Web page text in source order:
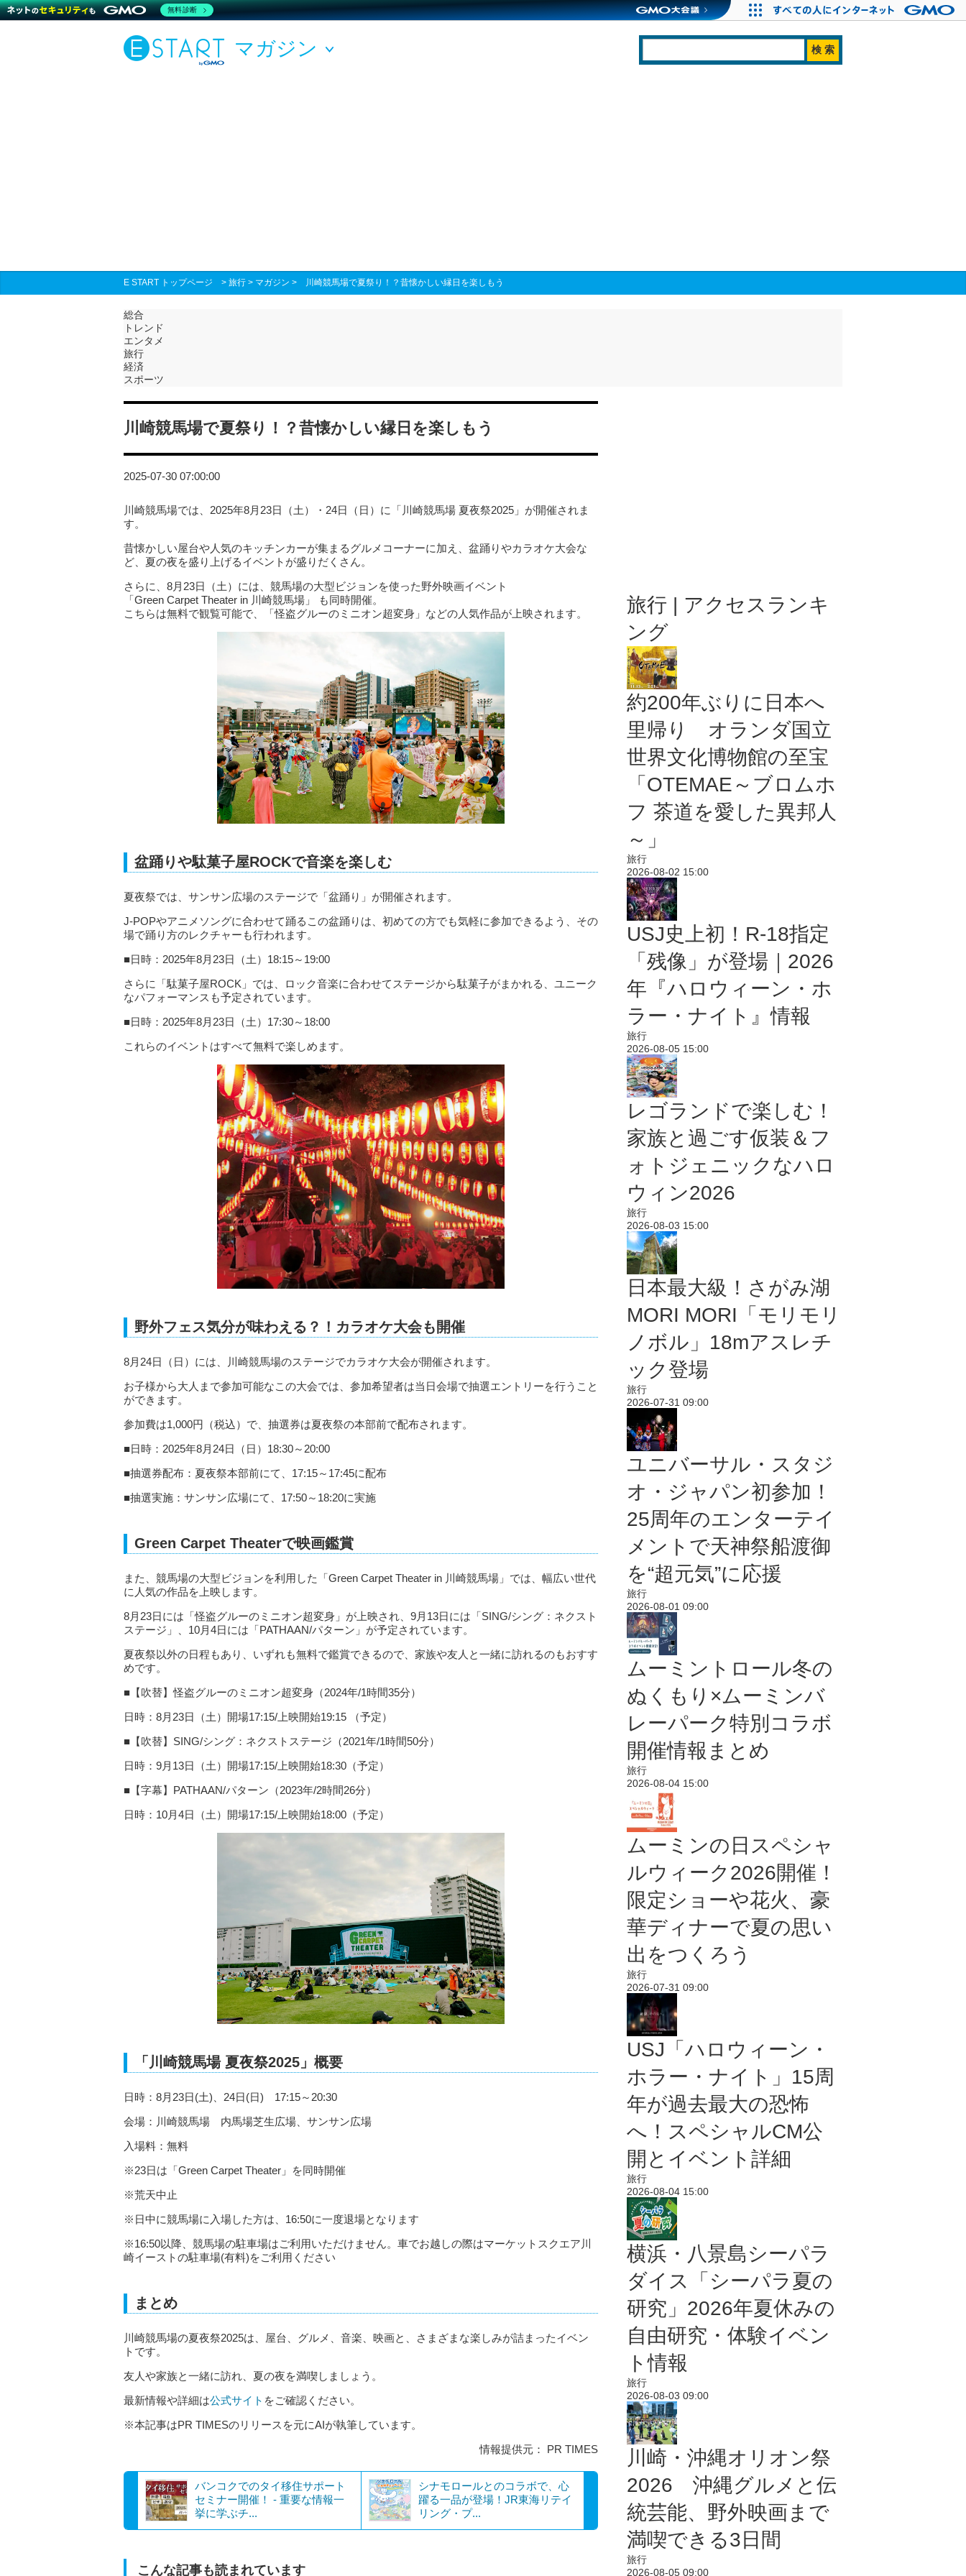
マガジン
E START トップページ > 旅行 > マガジン > 川崎競馬場で夏祭り！？昔懐かしい縁日を楽しもう
総合
トレンド
エンタメ
旅行
経済
スポーツ
川崎競馬場で夏祭り！？昔懐かしい縁日を楽しもう
2025-07-30 07:00:00
川崎競馬場では、2025年8月23日（土）・24日（日）に「川崎競馬場 夏夜祭2025」が開催されま
す。
昔懐かしい屋台や人気のキッチンカーが集まるグルメコーナーに加え、盆踊りやカラオケ大会な
ど、夏の夜を盛り上げるイベントが盛りだくさん。
さらに、8月23日（土）には、競馬場の大型ビジョンを使った野外映画イベント
「Green Carpet Theater in 川崎競馬場」 も同時開催。
こちらは無料で観覧可能で、「怪盗グルーのミニオン超変身」などの人気作品が上映されます。
盆踊りや駄菓子屋ROCKで音楽を楽しむ
夏夜祭では、サンサン広場のステージで「盆踊り」が開催されます。
J-POPやアニメソングに合わせて踊るこの盆踊りは、初めての方でも気軽に参加できるよう、その
場で踊り方のレクチャーも行われます。
■日時：2025年8月23日（土）18:15～19:00
さらに「駄菓子屋ROCK」では、ロック音楽に合わせてステージから駄菓子がまかれる、ユニーク
なパフォーマンスも予定されています。
■日時：2025年8月23日（土）17:30～18:00
これらのイベントはすべて無料で楽しめます。
野外フェス気分が味わえる？！カラオケ大会も開催
8月24日（日）には、川崎競馬場のステージでカラオケ大会が開催されます。
お子様から大人まで参加可能なこの大会では、参加希望者は当日会場で抽選エントリーを行うこと
ができます。
参加費は1,000円（税込）で、抽選券は夏夜祭の本部前で配布されます。
■日時：2025年8月24日（日）18:30～20:00
■抽選券配布：夏夜祭本部前にて、17:15～17:45に配布
■抽選実施：サンサン広場にて、17:50～18:20に実施
Green Carpet Theaterで映画鑑賞
また、競馬場の大型ビジョンを利用した「Green Carpet Theater in 川崎競馬場」では、幅広い世代
に人気の作品を上映します。
8月23日には「怪盗グルーのミニオン超変身」が上映され、9月13日には「SING/シング：ネクスト
ステージ」、10月4日には「PATHAAN/パターン」が予定されています。
夏夜祭以外の日程もあり、いずれも無料で鑑賞できるので、家族や友人と一緒に訪れるのもおすす
めです。
■【吹替】怪盗グルーのミニオン超変身（2024年/1時間35分）
日時：8月23日（土）開場17:15/上映開始19:15 （予定）
■【吹替】SING/シング：ネクストステージ（2021年/1時間50分）
日時：9月13日（土）開場17:15/上映開始18:30（予定）
■【字幕】PATHAAN/パターン（2023年/2時間26分）
日時：10月4日（土）開場17:15/上映開始18:00（予定）
「川崎競馬場 夏夜祭2025」概要
日時：8月23日(土)、24日(日) 17:15～20:30
会場：川崎競馬場 内馬場芝生広場、サンサン広場
入場料：無料
※23日は「Green Carpet Theater」を同時開催
※荒天中止
※日中に競馬場に入場した方は、16:50に一度退場となります
※16:50以降、競馬場の駐車場はご利用いただけません。車でお越しの際はマーケットスクエア川
崎イーストの駐車場(有料)をご利用ください
まとめ
川崎競馬場の夏夜祭2025は、屋台、グルメ、音楽、映画と、さまざまな楽しみが詰まったイベン
トです。
友人や家族と一緒に訪れ、夏の夜を満喫しましょう。
最新情報や詳細は公式サイト をご確認ください。
※本記事はPR TIMESのリリースを元にAIが執筆しています。
情報提供元： PR TIMES
バンコクでのタイ移住サポート
セミナー開催！ - 重要な情報一
挙に学ぶチ...
シナモロールとのコラボで、心
躍る一品が登場！JR東海リテイ
リング・プ...
こんな記事も読まれています
旅行 | アクセスランキ
ング
約200年ぶりに日本へ
里帰り オランダ国立
世界文化博物館の至宝
「OTEMAE～ブロムホ
フ 茶道を愛した異邦人
～」
旅行
2026-08-02 15:00
USJ史上初！R-18指定
「残像」が登場｜2026
年『ハロウィーン・ホ
ラー・ナイト』情報
旅行
2026-08-05 15:00
レゴランドで楽しむ！
家族と過ごす仮装＆フ
ォトジェニックなハロ
ウィン2026
旅行
2026-08-03 15:00
日本最大級！さがみ湖
MORI MORI「モリモリ
ノボル」18mアスレチ
ック登場
旅行
2026-07-31 09:00
ユニバーサル・スタジ
オ・ジャパン初参加！
25周年のエンターテイ
メントで天神祭船渡御
を“超元気”に応援
旅行
2026-08-01 09:00
ムーミントロール冬の
ぬくもり×ムーミンバ
レーパーク特別コラボ
開催情報まとめ
旅行
2026-08-04 15:00
ムーミンの日スペシャ
ルウィーク2026開催！
限定ショーや花火、豪
華ディナーで夏の思い
出をつくろう
旅行
2026-07-31 09:00
USJ「ハロウィーン・
ホラー・ナイト」15周
年が過去最大の恐怖
へ！スペシャルCM公
開とイベント詳細
旅行
2026-08-04 15:00
横浜・八景島シーパラ
ダイス「シーパラ夏の
研究」2026年夏休みの
自由研究・体験イベン
ト情報
旅行
2026-08-03 09:00
川崎・沖縄オリオン祭
2026 沖縄グルメと伝
統芸能、野外映画まで
満喫できる3日間
旅行
2026-08-05 09:00
無料診断